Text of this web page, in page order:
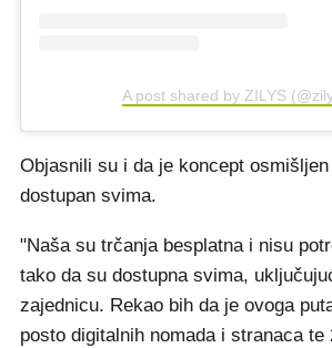
A post shared by ZILYS
Objasnili su i da je koncept
dostupan svima.
"Naša su trčanja besplatna i nisu
tako da su dostupna svima,
zajednicu. Rekao bih da je ovoga
posto digitalnih nomada i stranaca te